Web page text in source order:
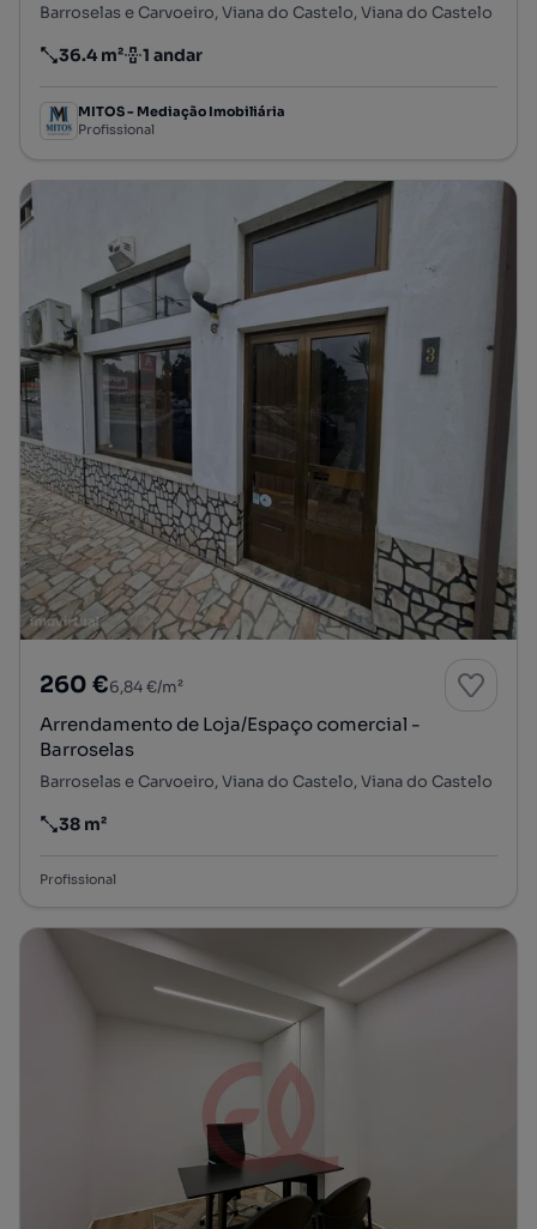
Barroselas e Carvoeiro, Viana do Castelo, Viana do Castelo
Preço por metro quadrado
36.4 m²
Andar 1 andar
MITOS - Mediação Imobiliária
Profissional
260 €6,84 €/m²
Arrendamento de Loja/Espaço comercial -
Barroselas
Barroselas e Carvoeiro, Viana do Castelo, Viana do Castelo
Preço por metro quadrado
38 m²
Profissional